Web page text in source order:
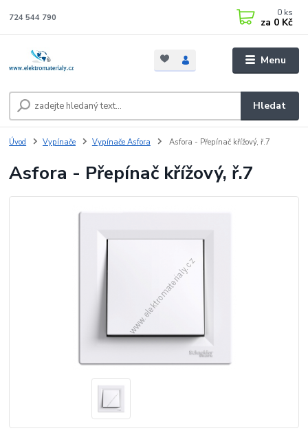
Menu
Hledat
724 544 790 0 ks
za 0 Kč
Úvod Vypínače Vypínače Asfora Asfora - Přepínač křížový, ř.7
Asfora - Přepínač křížový, ř.7